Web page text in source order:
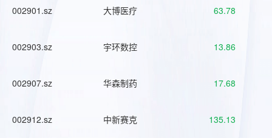
002901.sz 大博医疗 63.78
002903.sz 宇环数控 13.86
002907.sz 华森制药 17.68
002912.sz 中新赛克 135.13